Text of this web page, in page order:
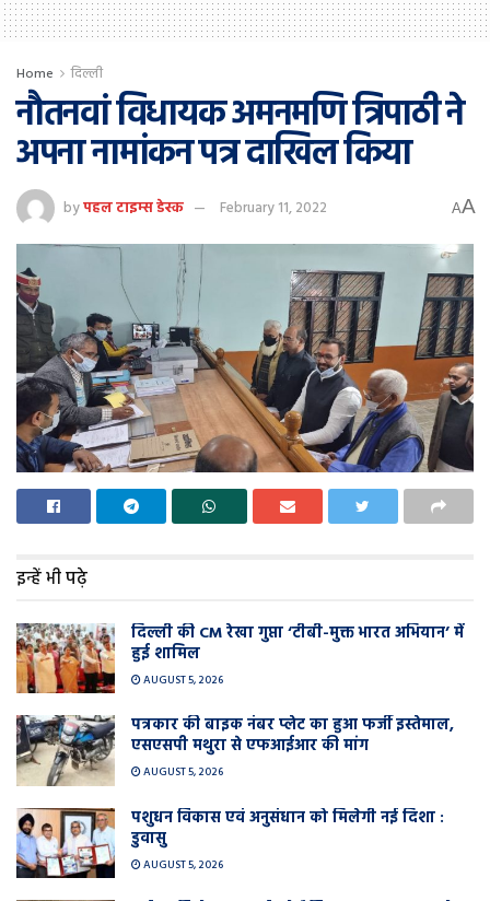
Home दिल्ली
नौतनवां विधायक अमनमणि त्रिपाठी ने
अपना नामांकन पत्र दाखिल किया
byपहल टाइम्स डेस्क February 11, 2022 AA
इन्हें भी पढ़े
दिल्ली की CM रेखा गुप्ता ‘टीबी-मुक्त भारत अभियान’ में
हुई शामिल
AUGUST 5, 2026
पत्रकार की बाइक नंबर प्लेट का हुआ फर्जी इस्तेमाल,
एसएसपी मथुरा से एफआईआर की मांग
AUGUST 5, 2026
पशुधन विकास एवं अनुसंधान को मिलेगी नई दिशा :
डुवासु
AUGUST 5, 2026